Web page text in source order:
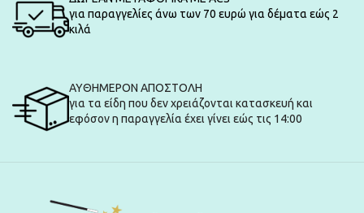
για παραγγελίες άνω των 70 ευρώ για δέματα εώς 2
κιλά
ΑΥΘΗΜΕΡΟΝ ΑΠΟΣΤΟΛΗ
για τα είδη που δεν χρειάζονται κατασκευή και
εφόσον η παραγγελία έχει γίνει εώς τις 14:00